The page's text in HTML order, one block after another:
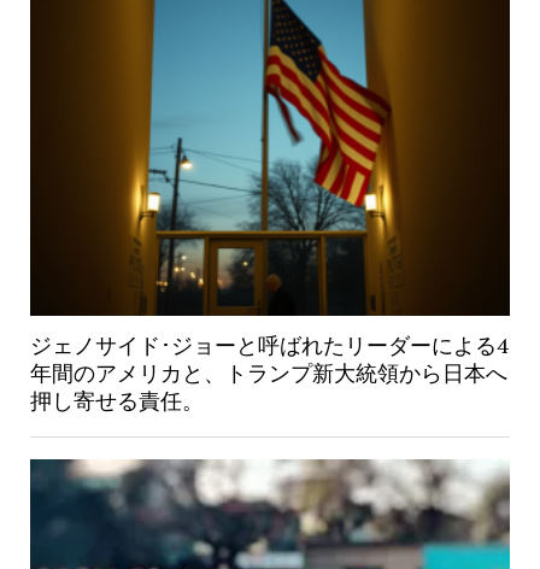
ジェノサイド･ジョーと呼ばれたリーダーによる4
年間のアメリカと、トランプ新大統領から日本へ
押し寄せる責任。